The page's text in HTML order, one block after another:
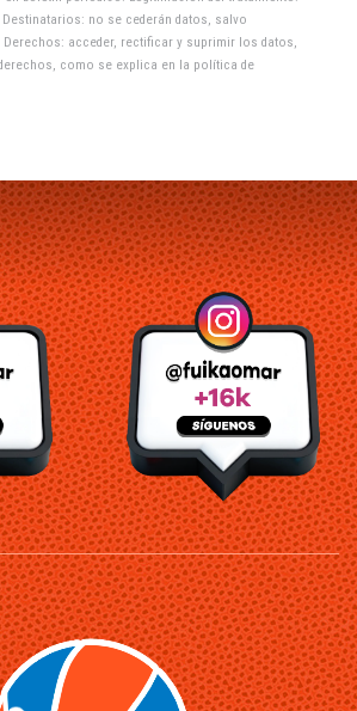
no se cederán datos, salvo
acceder, rectificar y suprimir los datos,
como se explica en la política de